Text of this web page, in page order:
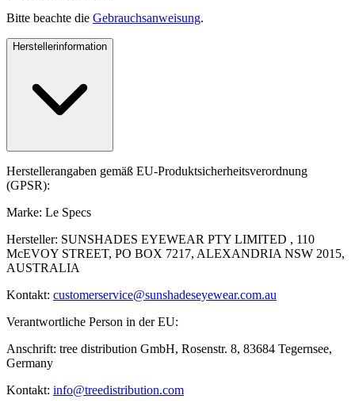
Bitte beachte die Gebrauchsanweisung.
Herstellerinformation
Herstellerangaben gemäß EU-Produktsicherheitsverordnung
(GPSR):
Marke: Le Specs
Hersteller: SUNSHADES EYEWEAR PTY LIMITED , 110
McEVOY STREET, PO BOX 7217, ALEXANDRIA NSW 2015,
AUSTRALIA
Kontakt: customerservice@sunshadeseyewear.com.au
Verantwortliche Person in der EU:
Anschrift: tree distribution GmbH, Rosenstr. 8, 83684 Tegernsee,
Germany
Kontakt: info@treedistribution.com